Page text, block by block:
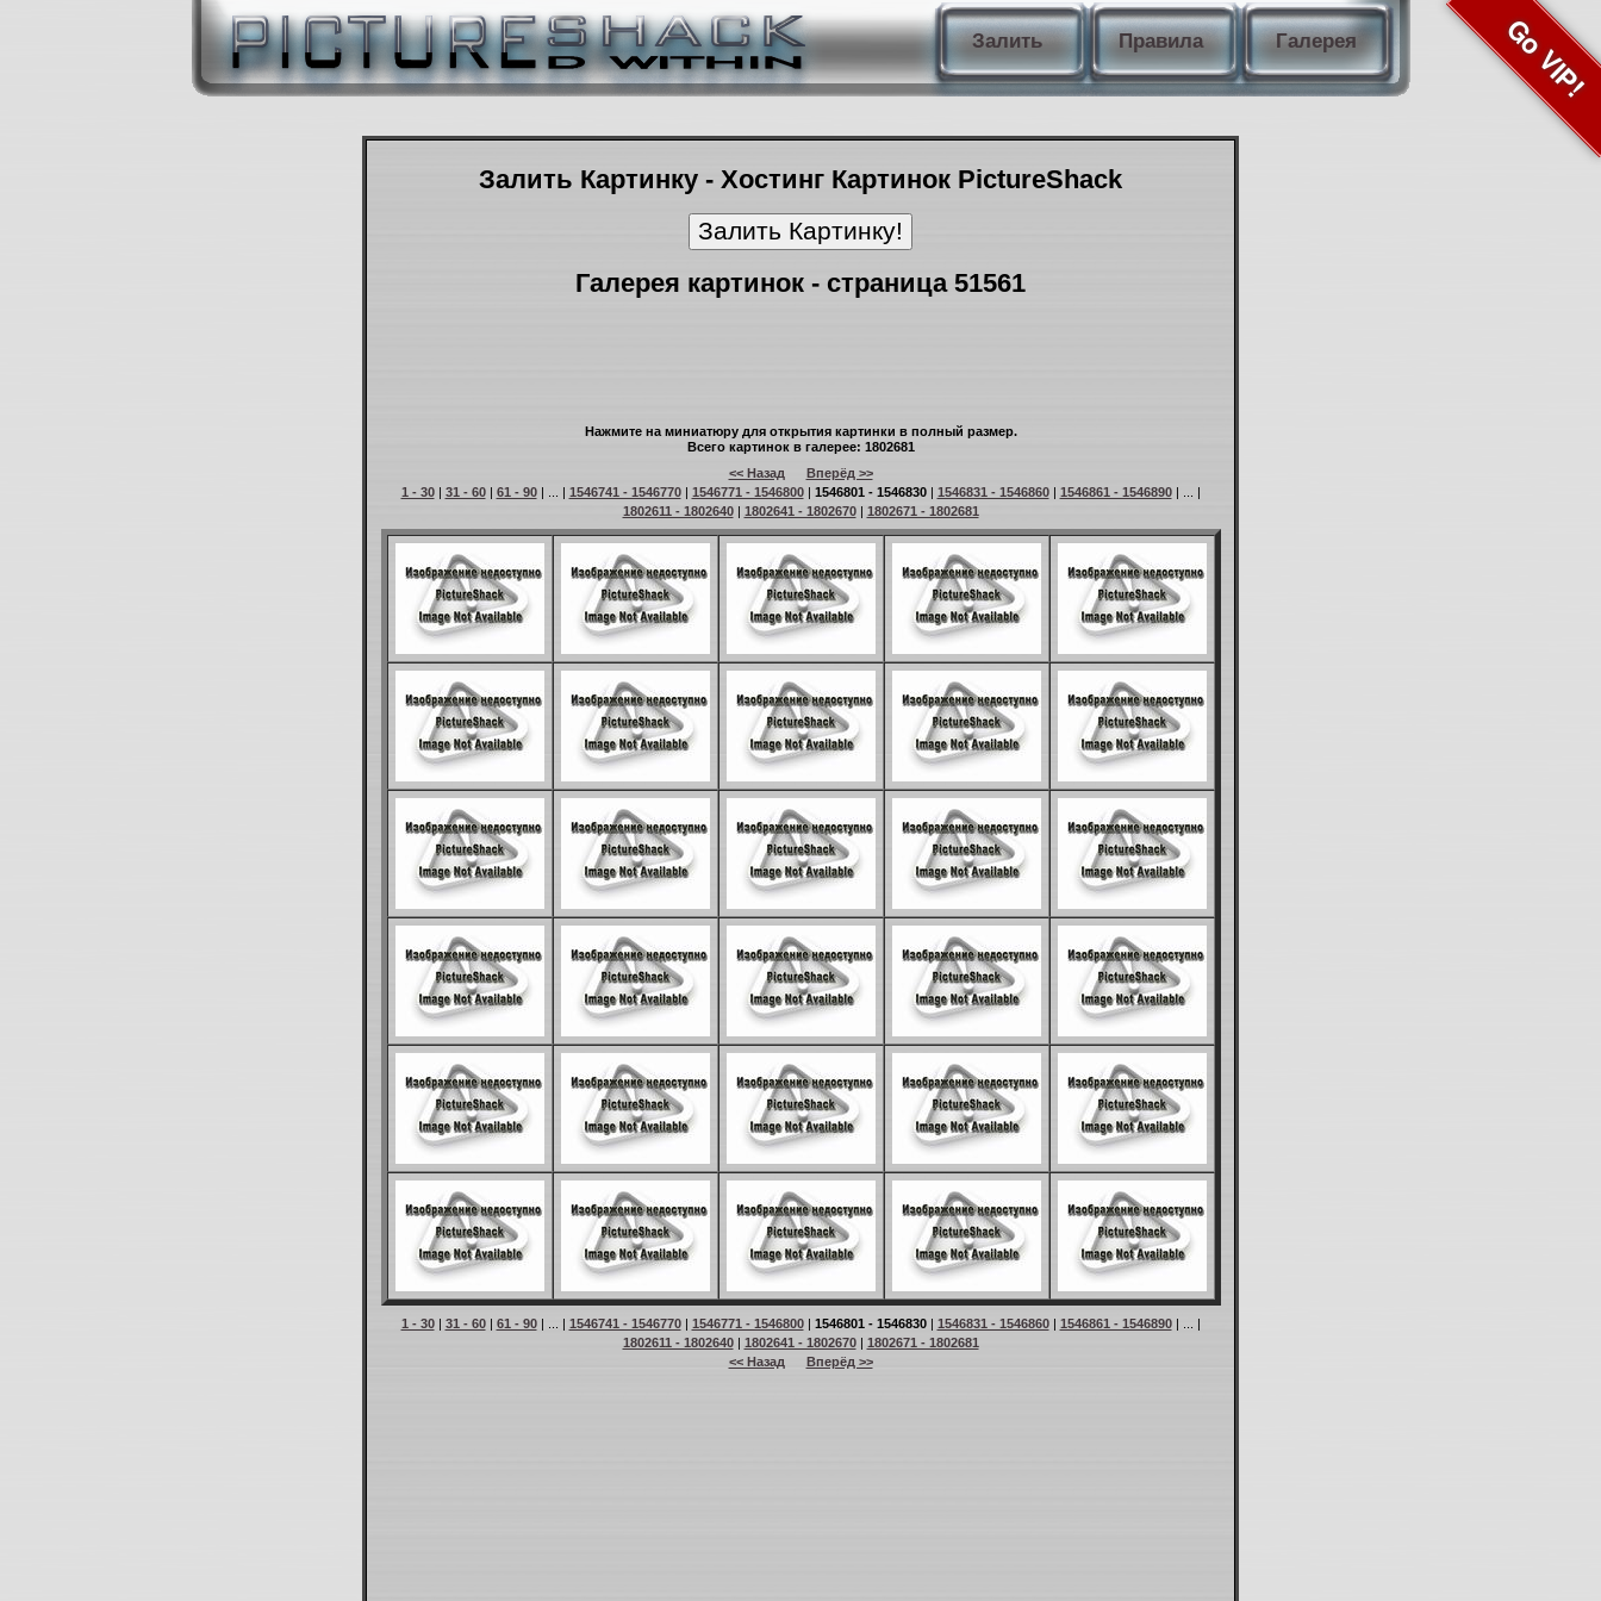
Залить Правила Галерея Go VIP!
Залить Картинку - Хостинг Картинок PictureShack
Галерея картинок - страница 51561
Нажмите на миниатюру для открытия картинки в полный размер.
Всего картинок в галерее: 1802681
<< Назад
Вперёд >>
1 - 30| 31 - 60| 61 - 90| ... | 1546741 - 1546770| 1546771 - 1546800| 1546801 - 1546830| 1546831 - 1546860| 1546861 - 1546890| ... |
1802611 - 1802640| 1802641 - 1802670| 1802671 - 1802681
1 - 30| 31 - 60| 61 - 90| ... | 1546741 - 1546770| 1546771 - 1546800| 1546801 - 1546830| 1546831 - 1546860| 1546861 - 1546890| ... |
1802611 - 1802640| 1802641 - 1802670| 1802671 - 1802681
<< Назад
Вперёд >>